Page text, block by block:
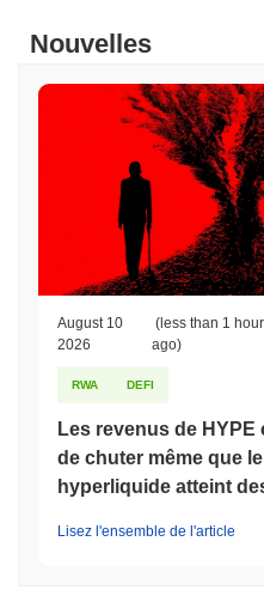
Nouvelles
August 10
2026
(less than 1 hour
ago)
RWA DEFI
Les revenus de
de chuter même que
hyperliquide atteint
Lisez l'ensemble de l'article